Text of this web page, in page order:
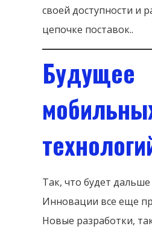
своей доступности и
цепочке поставок..
Будущее
Так, что будет
Инновации все еще
Новые разработки,